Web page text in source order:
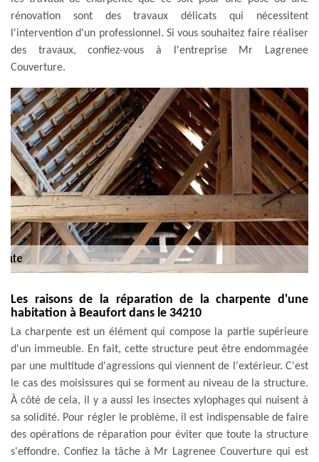
rénovation sont des travaux délicats qui nécessitent
l'intervention d'un professionnel. Si vous souhaitez faire réaliser
des travaux, confiez-vous à l'entreprise Mr Lagrenee
Couverture.
Les raisons de la réparation de la charpente d'une
habitation à Beaufort dans le 34210
La charpente est un élément qui compose la partie supérieure
d'un immeuble. En fait, cette structure peut être endommagée
par une multitude d'agressions qui viennent de l'extérieur. C'est
le cas des moisissures qui se forment au niveau de la structure.
À côté de cela, il y a aussi les insectes xylophages qui nuisent à
sa solidité. Pour régler le problème, il est indispensable de faire
des opérations de réparation pour éviter que toute la structure
s'effondre. Confiez la tâche à Mr Lagrenee Couverture qui est